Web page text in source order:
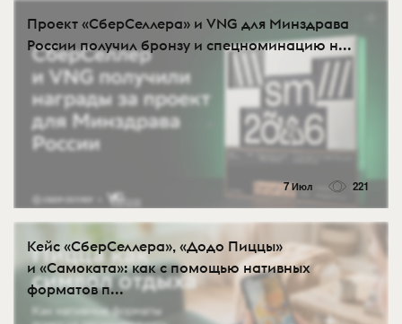
Проект «СберСеллера» и VNG для Минздрава
России получил бронзу и спецноминацию н...
7 Июл 221
Кейс «СберСеллера», «Додо Пиццы»
и «Самоката»: как с помощью нативных
форматов п...